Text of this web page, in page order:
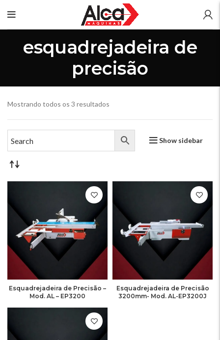
esquadrejadeira de
precisão
Mostrando todos os 3 resultados
Show sidebar
Esquadrejadeira de Precisão –
Mod. AL – EP3200
Esquadrejadeira de Precisão
3200mm- Mod. AL-EP3200J